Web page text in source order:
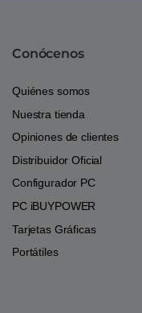
Conócenos
Quiénes somos
Nuestra tienda
Opiniones de clientes
Distribuidor Oficial
Configurador PC
PC iBUYPOWER
Tarjetas Gráficas
Portátiles